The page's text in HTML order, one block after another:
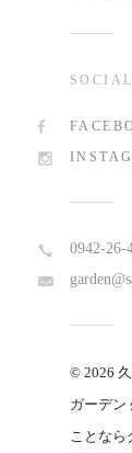
SOCIAL
0942-26-
© 2026
ガーデン
ことなら